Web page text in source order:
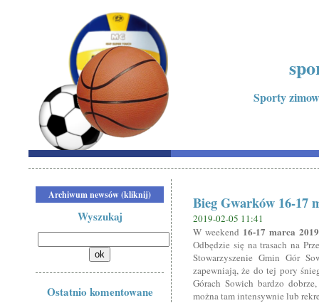
Sporty
Archiwum newsów (kliknij)
Wyszukaj
Ostatnio komentowane
Bieg Gwarków 16-17
2019-02-05 11:41
W weekend 16-17 marca
Odbędzie się na trasach na
Stowarzyszenie Gmin Gór
zapewniają, że do tej pory
Górach Sowich bardzo
można tam intensywnie lub